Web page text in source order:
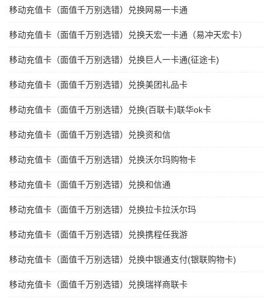
移动充值卡（面值千万别选错）兑换网易一卡通
移动充值卡（面值千万别选错）兑换天宏一卡通（易冲天宏卡）
移动充值卡（面值千万别选错）兑换巨人一卡通(征途卡)
移动充值卡（面值千万别选错）兑换美团礼品卡
移动充值卡（面值千万别选错）兑换(百联卡)联华ok卡
移动充值卡（面值千万别选错）兑换资和信
移动充值卡（面值千万别选错）兑换沃尔玛购物卡
移动充值卡（面值千万别选错）兑换和信通
移动充值卡（面值千万别选错）兑换拉卡拉沃尔玛
移动充值卡（面值千万别选错）兑换携程任我游
移动充值卡（面值千万别选错）兑换中银通支付(银联购物卡)
移动充值卡（面值千万别选错）兑换瑞祥商联卡